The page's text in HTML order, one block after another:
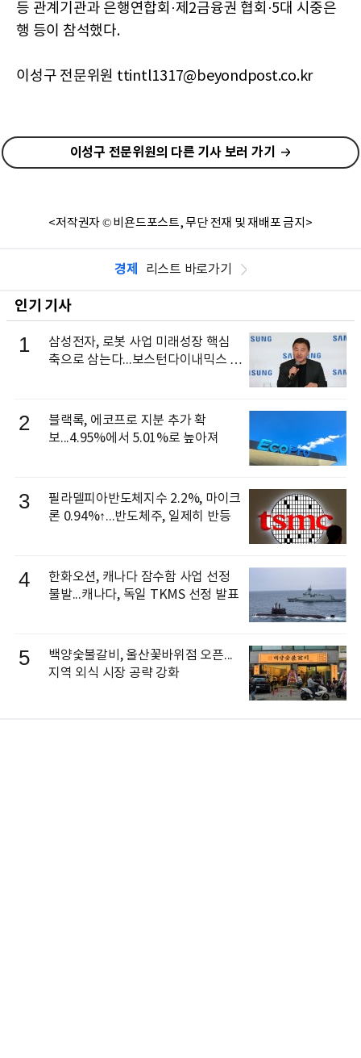
등 관계기관과 은행연합회·제2금융권 협회·5대 시중은
행 등이 참석했다.
이성구 전문위원 ttintl1317@beyondpost.co.kr
이성구 전문위원의 다른 기사 보러 가기
<저작권자 © 비욘드포스트, 무단 전재 및 재배포 금지>
경제 리스트 바로가기
인기 기사
1
삼성전자, 로봇 사업 미래성장 핵심
축으로 삼는다...보스턴다이내믹스 출
2
블랙록, 에코프로 지분 추가 확
보...4.95%에서 5.01%로 높아져
3
필라델피아반도체지수 2.2%, 마이크
론 0.94%↑...반도체주, 일제히 반등
4
한화오션, 캐나다 잠수함 사업 선정
불발...캐나다, 독일 TKMS 선정 발표
5
백양숯불갈비, 울산꽃바위점 오픈...
지역 외식 시장 공략 강화